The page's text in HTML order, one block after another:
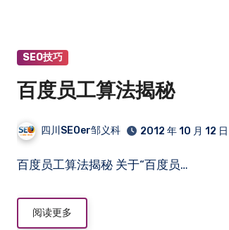
SEO技巧
百度员工算法揭秘
四川SEOer邹义科 2012 年 10 月 12 日
百度员工算法揭秘 关于“百度员…
阅读更多